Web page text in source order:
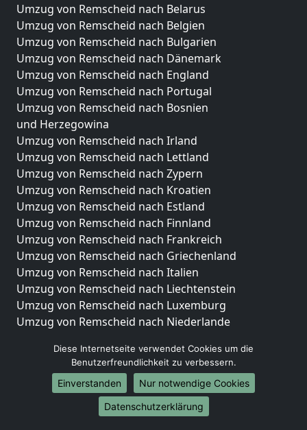
Umzug von Remscheid nach Belarus
Umzug von Remscheid nach Belgien
Umzug von Remscheid nach Bulgarien
Umzug von Remscheid nach Dänemark
Umzug von Remscheid nach England
Umzug von Remscheid nach Portugal
Umzug von Remscheid nach Bosnien
und Herzegowina
Umzug von Remscheid nach Irland
Umzug von Remscheid nach Lettland
Umzug von Remscheid nach Zypern
Umzug von Remscheid nach Kroatien
Umzug von Remscheid nach Estland
Umzug von Remscheid nach Finnland
Umzug von Remscheid nach Frankreich
Umzug von Remscheid nach Griechenland
Umzug von Remscheid nach Italien
Umzug von Remscheid nach Liechtenstein
Umzug von Remscheid nach Luxemburg
Umzug von Remscheid nach Niederlande
Umzüge-Deutschlandweit
Umzug von Remscheid nach Berlin
Umzug von Remscheid nach Hamburg
Umzug von Remscheid nach München
Diese Internetseite verwendet Cookies um die
Benutzerfreundlichkeit zu verbessern.
Einverstanden
Nur notwendige Cookies
Datenschutzerklärung